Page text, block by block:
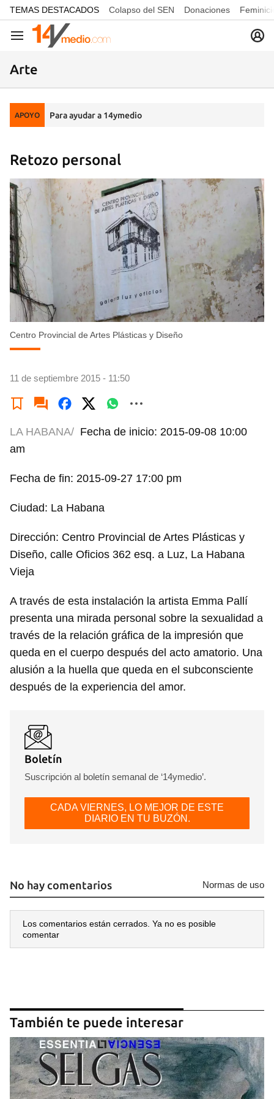
common.go-to-content
TEMAS DESTACADOS Colapso del SEN Donaciones
Navegación
Arte
APOYO Para ayudar a 14ymedio
Retozo personal
Centro Provincial de Artes Plásticas y Diseño
11 de septiembre 2015 - 11:50
LA HABANA/ Fecha de inicio: 2015-09-08 10:00
am
Fecha de fin: 2015-09-27 17:00 pm
Ciudad: La Habana
Dirección: Centro Provincial de Artes Plásticas y
Diseño, calle Oficios 362 esq. a Luz, La Habana
Vieja
A través de esta instalación la artista Emma Pallí
presenta una mirada personal sobre la sexualidad a
través de la relación gráfica de la impresión que
queda en el cuerpo después del acto amatorio. Una
alusión a la huella que queda en el subconsciente
después de la experiencia del amor.
Boletín
Suscripción al boletín semanal de ‘14ymedio’.
CADA VIERNES, LO MEJOR DE ESTE
DIARIO EN TU BUZÓN.
No hay comentarios Normas de uso
Los comentarios están cerrados. Ya no es posible
comentar
También te puede interesar